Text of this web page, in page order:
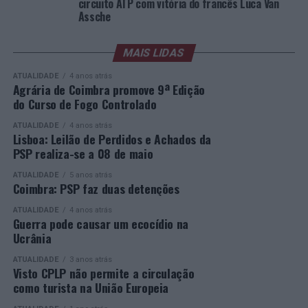
Alejandro Tabilo e pelo belga Alexander Blockx.
também o regresso do suíço Stan Wawrinka ao Estoril,
integrado na digressão de despedida do antigo vencedor
de três torneios do Grand Slam.
A edição de 2026 ficou igualmente marcada pela maior
representação portuguesa de sempre num torneio ATP
realizado em território nacional. Nuno Borges, Jaime
Faria, Henrique Rocha, Frederico Ferreira Silva, Tiago
Pereira e Tiago Torres integraram o quadro principal,
beneficiando, de igual modo, da reorganização dos wild
cards após as entradas diretas de alguns jogadores.
Entre os portugueses, Tiago Torres e Jaime Faria
protagonizaram as melhores campanhas da edição,
ambos alcançando os quartos de final. Torres assinou
um dos resultados mais marcantes do torneio ao
circuito ATP com vitória do francês Luca Van
Assche
MAIS LIDAS
ATUALIDADE 4 anos atrás
Agrária de Coimbra promove 9ª Edição
do Curso de Fogo Controlado
ATUALIDADE 4 anos atrás
Lisboa: Leilão de Perdidos e Achados da
PSP realiza-se a 08 de maio
ATUALIDADE 5 anos atrás
Coimbra: PSP faz duas detenções
ATUALIDADE 4 anos atrás
Guerra pode causar um ecocídio na
Ucrânia
ATUALIDADE 3 anos atrás
Visto CPLP não permite a circulação
como turista na União Europeia